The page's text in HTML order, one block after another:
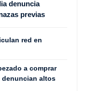
denuncia
previas
red en
a comprar
denuncian altos